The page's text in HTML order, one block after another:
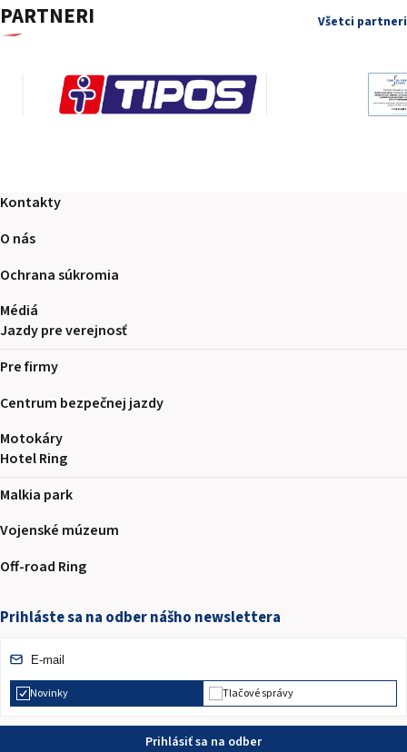
PARTNERI Všetci partneri
Kontakty
O nás
Ochrana súkromia
Médiá
Jazdy pre verejnosť
Pre firmy
Centrum bezpečnej jazdy
Motokáry
Hotel Ring
Malkia park
Vojenské múzeum
Off-road Ring
Prihláste sa na odber nášho newslettera
Novinky Tlačové správy
Prihlásiť sa na odber